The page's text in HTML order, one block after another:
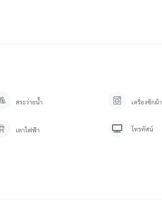
สระว่ายน้ำ เครื่องซักผ้า
เตาไฟฟ้า โทรทัศน์